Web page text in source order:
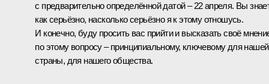
с предварительно определённой датой – 22 апреля. Вы
как серьёзно, насколько серьёзно я к этому отношусь.
И конечно, буду просить вас прийти и высказать своё
по этому вопросу – принципиальному, ключевому для нашей
страны, для нашего общества.